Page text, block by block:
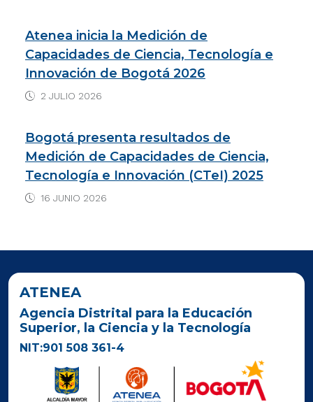
Atenea inicia la Medición de
Capacidades de Ciencia, Tecnología e
Innovación de Bogotá 2026
2 JULIO 2026
Bogotá presenta resultados de
Medición de Capacidades de Ciencia,
Tecnología e Innovación (CTeI) 2025
16 JUNIO 2026
ATENEA
Agencia Distrital para la Educación
Superior, la Ciencia y la Tecnología
NIT:901 508 361-4